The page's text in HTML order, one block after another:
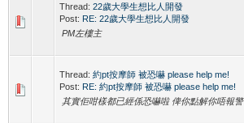
Thread: 22歲大學生想比人開發
Post: RE: 22歲大學生想比人開發
PM左樓主
Thread: 約pt按摩師 被恐嚇 please help me!
Post: RE: 約pt按摩師 被恐嚇 please help me!
其實佢咁樣都已經係恐嚇啦 俾你點解你唔報警